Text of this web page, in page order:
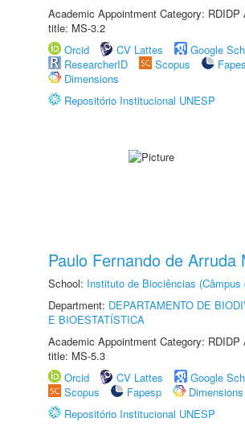
Academic Appointment Category: RDIDP
title: MS-3.2
Orcid
CV Lattes
Google
ResearcherID
Scopus
Dimensions
Repositório Institucional UNESP
Paulo Fernando de Arruda
School: Instituto de Biociências (Câmpus
Department: DEPARTAMENTO DE
E BIOESTATÍSTICA
Academic Appointment Category: RDIDP
title: MS-5.3
Orcid
CV Lattes
Google
Scopus
Fapesp
Dimensions
Repositório Institucional UNESP